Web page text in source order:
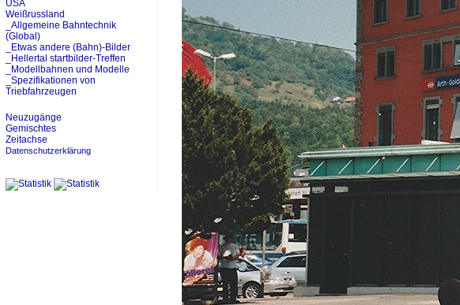
USA
Weißrussland
_Allgemeine Bahntechnik
(Global)
_Etwas andere (Bahn)-Bilder
_Hellertal startbilder-Treffen
_Modellbahnen und Modelle
_Spezifikationen von
Triebfahrzeugen
Neuzugänge
Gemischtes
Zeitachse
Datenschutzerklärung